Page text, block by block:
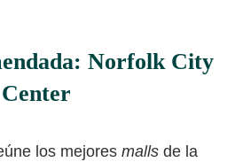
Norfolk City
Center
los mejores malls de la